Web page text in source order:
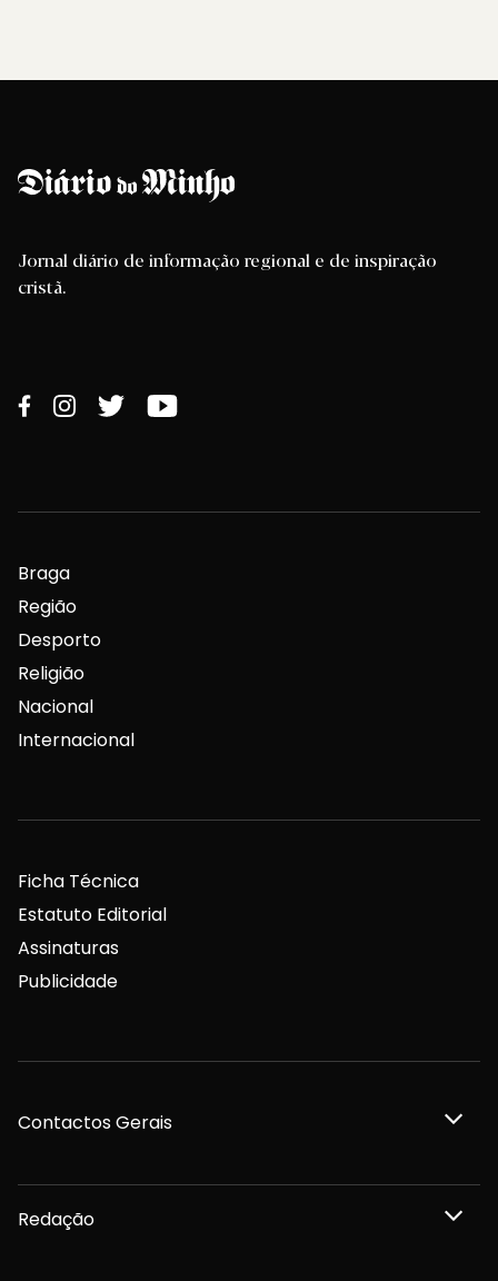
Jornal diário de informação regional e de inspiração
cristã.
Braga
Região
Desporto
Religião
Nacional
Internacional
Ficha Técnica
Estatuto Editorial
Assinaturas
Publicidade
Contactos Gerais
Redação